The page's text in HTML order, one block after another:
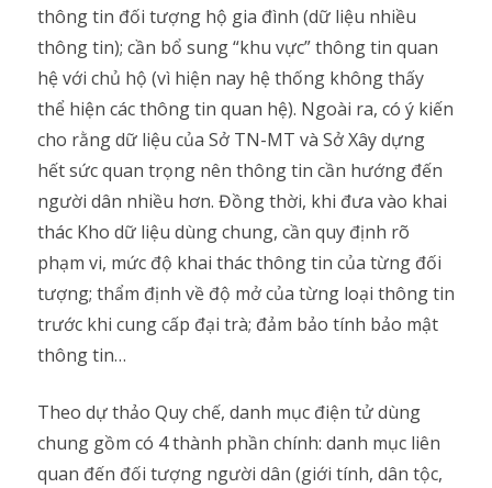
thông tin đối tượng hộ gia đình (dữ liệu nhiều
thông tin); cần bổ sung “khu vực” thông tin quan
hệ với chủ hộ (vì hiện nay hệ thống không thấy
thể hiện các thông tin quan hệ). Ngoài ra, có ý kiến
cho rằng dữ liệu của Sở TN-MT và Sở Xây dựng
hết sức quan trọng nên thông tin cần hướng đến
người dân nhiều hơn. Đồng thời, khi đưa vào khai
thác Kho dữ liệu dùng chung, cần quy định rõ
phạm vi, mức độ khai thác thông tin của từng đối
tượng; thẩm định về độ mở của từng loại thông tin
trước khi cung cấp đại trà; đảm bảo tính bảo mật
thông tin…
Theo dự thảo Quy chế, danh mục điện tử dùng
chung gồm có 4 thành phần chính: danh mục liên
quan đến đối tượng người dân (giới tính, dân tộc,